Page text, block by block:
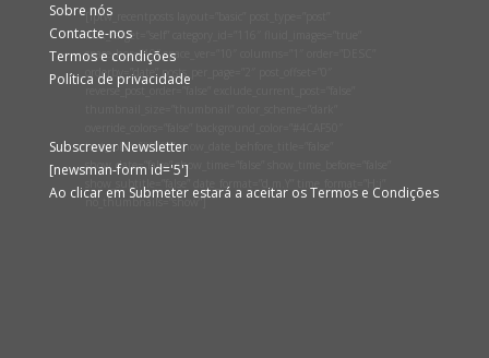
[lptw_recentposts layout=”basic” post_type=”post”
link_target=”self” category_id=”116″ fluid_images=”true”
space_hor=”10″ space_ver=”10″ columns=”1″ order=”DESC”
orderby=”date” posts_per_page=”2″ post_offset=”0″
reverse_post_order=”false” exclude_current_post=”false”
text_color=”#ffffff” show_date_behfore_title=”false”
show_date=”false” show_time=”false” show_time_before=”false”
no_thumbnails=”show”]
Sobre nós
Contacte-nos
Termos e condições
Política de privacidade
Subscrever Newsletter
[newsman-form id='5']
Ao clicar em Submeter estará a aceitar os Termos e Condições